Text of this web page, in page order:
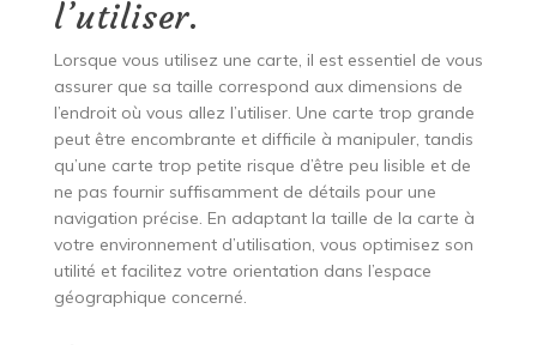
l’utiliser.
Lorsque vous utilisez une carte, il est essentiel de vous
assurer que sa taille correspond aux dimensions de
l’endroit où vous allez l’utiliser. Une carte trop grande
peut être encombrante et difficile à manipuler, tandis
qu’une carte trop petite risque d’être peu lisible et de
ne pas fournir suffisamment de détails pour une
navigation précise. En adaptant la taille de la carte à
votre environnement d’utilisation, vous optimisez son
utilité et facilitez votre orientation dans l’espace
géographique concerné.